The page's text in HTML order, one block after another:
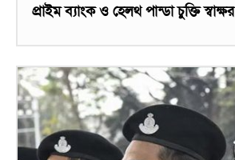
প্রাইম ব্যাংক ও হেলথ পান্ডা চুক্তি স্বাক্ষর